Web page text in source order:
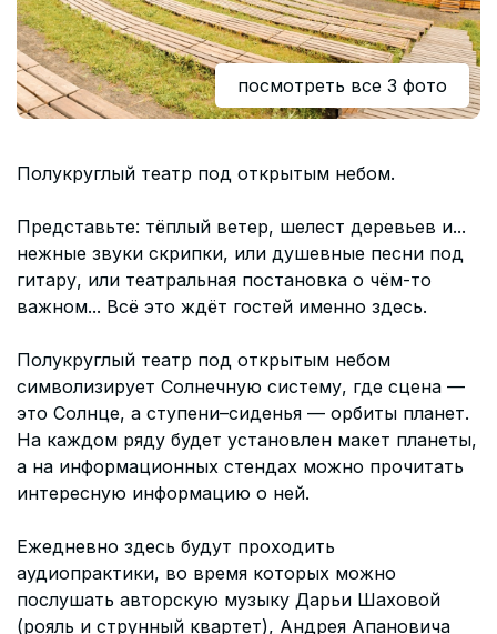
посмотреть все 3 фото
Полукруглый театр под открытым небом.
Представьте: тёплый ветер, шелест деревьев и...
нежные звуки скрипки, или душевные песни под
гитару, или театральная постановка о чём-то
важном... Всё это ждёт гостей именно здесь.
Полукруглый театр под открытым небом
символизирует Солнечную систему, где сцена —
это Солнце, а ступени–сиденья — орбиты планет.
На каждом ряду будет установлен макет планеты,
а на информационных стендах можно прочитать
интересную информацию о ней.
Ежедневно здесь будут проходить
аудиопрактики, во время которых можно
послушать авторскую музыку Дарьи Шаховой
(рояль и струнный квартет), Андрея Апановича
Согласие на обработку персональных данных
СОГЛАСИЕ на получение рекламных сообщений и
информации Пользователя МИРА ID
Политика и соглашение на обработку
персональных данных